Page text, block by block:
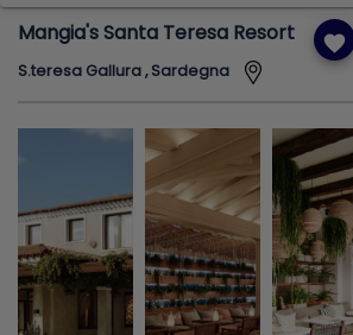
Mangia's Santa Teresa Resort favorite
S.teresa Gallura , Sardegna